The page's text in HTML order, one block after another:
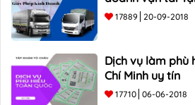
Minh
17889 20-09-2018
Dịch vụ làm phù
Chí Minh uy tín
17710 06-06-2018